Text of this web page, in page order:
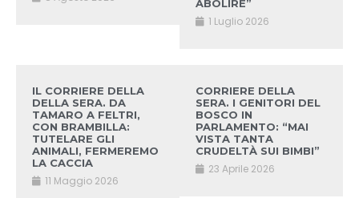
ABOLIRE”
1 Luglio 2026
IL CORRIERE DELLA
DELLA SERA. DA
TAMARO A FELTRI,
CON BRAMBILLA:
TUTELARE GLI
ANIMALI, FERMEREMO
LA CACCIA
11 Maggio 2026
CORRIERE DELLA
SERA. I GENITORI DEL
BOSCO IN
PARLAMENTO: “MAI
VISTA TANTA
CRUDELTÀ SUI BIMBI”
23 Aprile 2026